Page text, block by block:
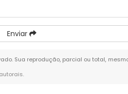
Enviar
Sua reprodução, parcial ou total,
.